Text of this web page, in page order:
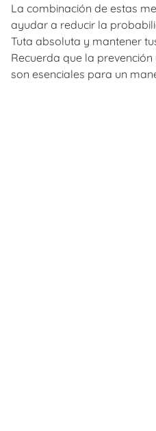
La combinación de estas
ayudar a reducir la
Tuta absoluta y mantener
Recuerda que la
son esenciales para un